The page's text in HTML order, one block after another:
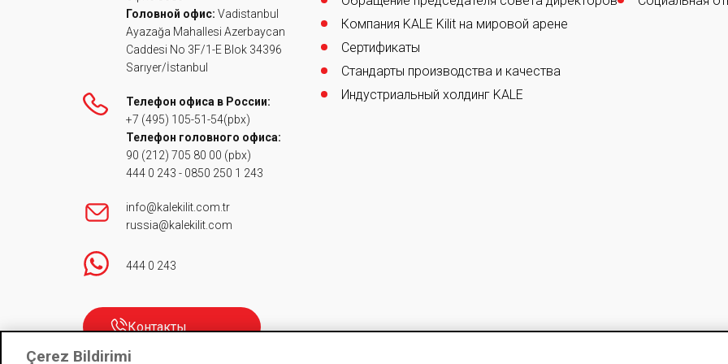
Головной офис: Vadistanbul
Ayazağa Mahallesi Azerbaycan
Caddesi No 3F/1-E Blok 34396
Sarıyer/İstanbul
Телефон офиса в России:
+7 (495) 105-51-54(pbx)
Телефон головного офиса:
90 (212) 705 80 00 (pbx)
444 0 243 - 0850 250 1 243
info@kalekilit.com.tr
russia@kalekilit.com
444 0 243
Контакты
Компания KALE Kilit на мировой арене
Сертификаты
Стандарты производства и качества
Индустриальный холдинг KALE
Çerez Bildirimi